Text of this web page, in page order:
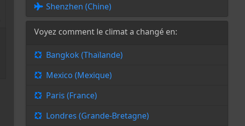
Shenzhen (Chine)
Voyez comment le climat a changé en:
Bangkok (Thaïlande)
Mexico (Mexique)
Paris (France)
Londres (Grande-Bretagne)